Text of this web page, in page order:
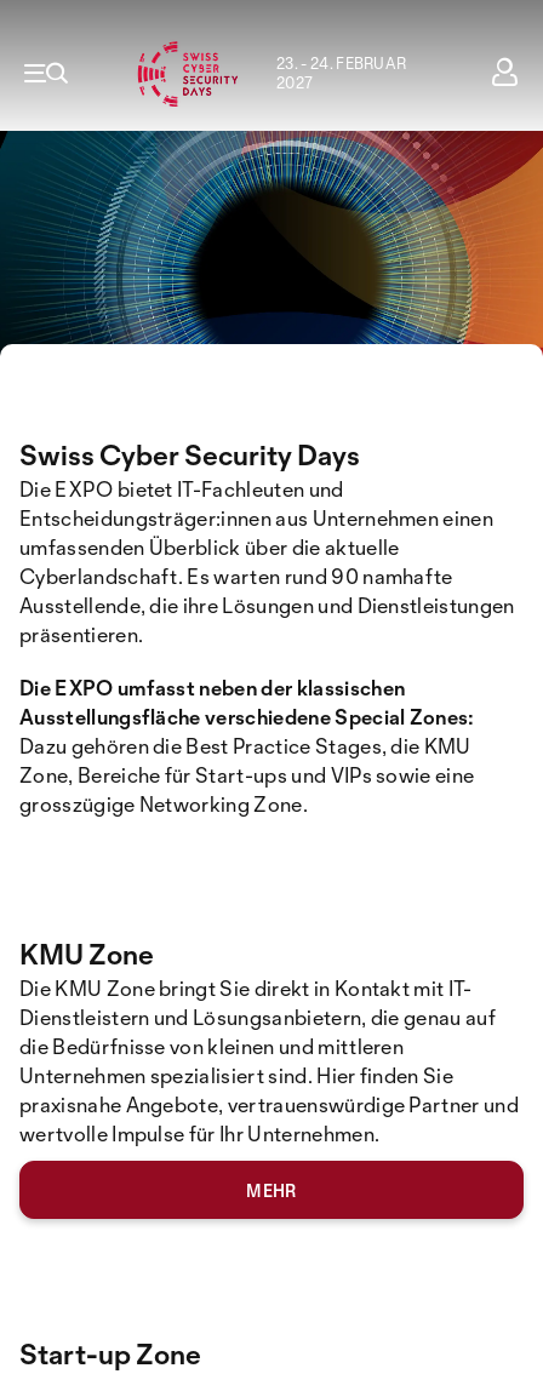
23. - 24. FEBRUAR
2027
Swiss Cyber Security Days
Die EXPO bietet IT-Fachleuten und
Entscheidungsträger:innen aus Unternehmen einen
umfassenden Überblick über die aktuelle
Cyberlandschaft. Es warten rund 90 namhafte
Ausstellende, die ihre Lösungen und Dienstleistungen
präsentieren.
Die EXPO umfasst neben der klassischen
Ausstellungsfläche verschiedene Special Zones:
Dazu gehören die Best Practice Stages, die KMU
Zone, Bereiche für Start-ups und VIPs sowie eine
grosszügige Networking Zone.
KMU Zone
Die KMU Zone bringt Sie direkt in Kontakt mit IT-
Dienstleistern und Lösungsanbietern, die genau auf
die Bedürfnisse von kleinen und mittleren
Unternehmen spezialisiert sind. Hier finden Sie
praxisnahe Angebote, vertrauenswürdige Partner und
wertvolle Impulse für Ihr Unternehmen.
MEHR
Start-up Zone